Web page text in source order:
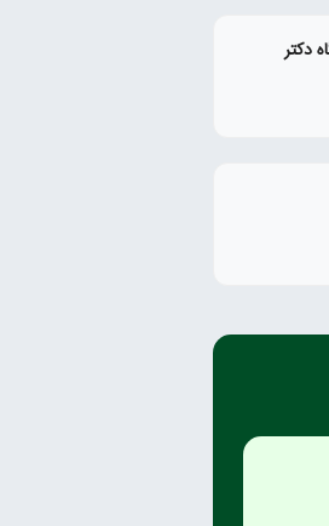
دکتر